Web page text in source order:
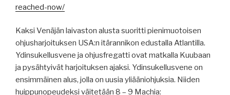
reached-now/
Kaksi Venäjän laivaston alusta suoritti pienimuotoisen
ohjusharjoituksen USA:n itärannikon edustalla Atlantilla.
Ydinsukellusvene ja ohjusfregatti ovat matkalla Kuubaan
ja pysähtyivät harjoituksen ajaksi. Ydinsukellusvene on
ensimmäinen alus, jolla on uusia yliääniohjuksia. Niiden
huippunopeudeksi väitetään 8 – 9 Machia: